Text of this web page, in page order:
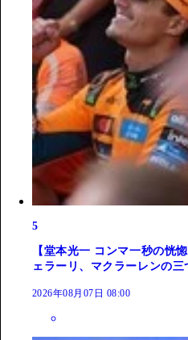
5
【堂本光一 コンマ一秒の恍
ェラーリ、マクラーレンの
2026年08月07日 08:00